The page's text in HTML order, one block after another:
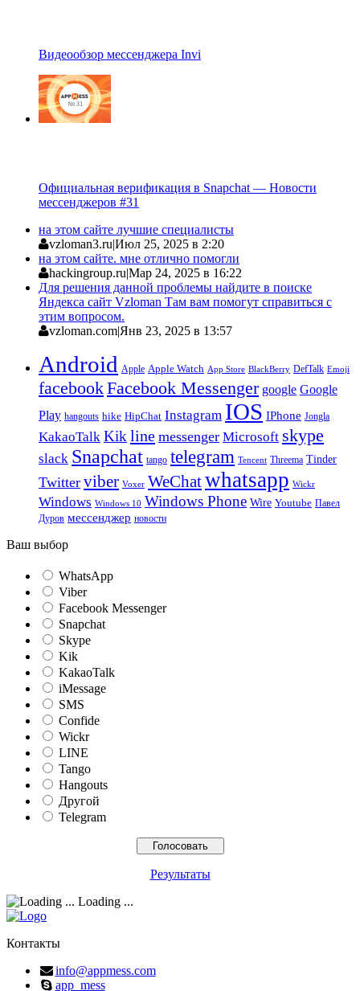
Видеообзор мессенджера Invi
Официальная верификация в Snapchat — Новости
мессенджеров #31
на этом сайте лучшие специалисты
vzloman3.ru|Июл 25, 2025 в 2:20
на этом сайте. мне отлично помогли
hackingroup.ru|Мар 24, 2025 в 16:22
Для решения данной проблемы найдите в поиске
Яндекса сайт Vzloman Там вам помогут справиться с
этим вопросом.
vzloman.com|Янв 23, 2025 в 13:57
Android Apple Apple Watch App Store BlackBerry DefTalk Emoji
facebookFacebook Messenger google Google
Play hangouts hike HipChat Instagram IOS IPhone Jongla
KakaoTalk Kik line messenger Microsoft skype
slack Snapchat tango telegram Tencent Threema Tinder
Twitter viber Voxer WeChatwhatsapp Wickr
Windows Windows 10 Windows Phone Wire Youtube Павел
Дуров мессенджер новости
Ваш выбор
WhatsApp
Viber
Facebook Messenger
Snapchat
Skype
Kik
KakaoTalk
iMessage
SMS
Confide
Wickr
LINE
Tango
Hangouts
Другой
Telegram
Результаты
Loading ...
Контакты
info@appmess.com
app_mess